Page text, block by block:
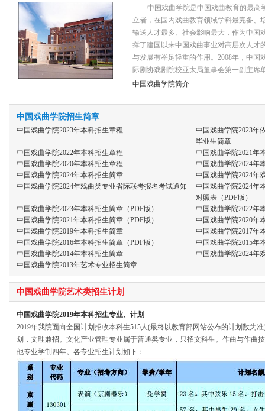
中国戏曲学院是中国戏曲教育的最高
立者，在国内戏曲教育领域学科最完备、
输送人才最多、社会影响最大，作为中国
撑了建国以来中国戏曲事业对高层次人才
与发展有举足轻重的作用。2008年，中国
际剧协戏剧院校亚太局董事会第一副主席
中国戏曲学院简介
中国戏曲学院招生简章
中国戏曲学院2023年本科招生章程
中国戏曲学院2023年
毕业生简章
中国戏曲学院2022年本科招生章程
中国戏曲学院2021年
中国戏曲学院2020年本科招生章程
中国戏曲学院2024年
中国戏曲学院2024年本科招生简章
中国戏曲学院2024年
中国戏曲学院2024年戏曲类专业省际联考报名考试通知
中国戏曲学院2024年
对照表（PDF版）
中国戏曲学院2023年本科招生简章（PDF版）
中国戏曲学院2022年
中国戏曲学院2021年本科招生简章（PDF版）
中国戏曲学院2020年
中国戏曲学院2019年本科招生简章
中国戏曲学院2017年
中国戏曲学院2016年本科招生简章（PDF版）
中国戏曲学院2015年
中国戏曲学院2014年本科招生简章
中国戏曲学院2024年
中国戏曲学院2013年艺术专业招生简章
中国戏曲学院艺术类招生计划
中国戏曲学院2019年本科招生专业、计划
2019年我院面向全国计划招收本科生515人(最终以教育部网站公布的计划数为
划，文理兼招。文化产业管理专业属于普通类专业，只招文科生。作曲与作曲
他专业学制四年。各专业招生计划如下：